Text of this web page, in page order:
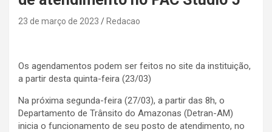
23 de março de 2023 Redacao
Os agendamentos podem ser feitos no site da instituição,
a partir desta quinta-feira (23/03)
Na próxima segunda-feira (27/03), a partir das 8h, o
Departamento de Trânsito do Amazonas (Detran-AM)
inicia o funcionamento de seu posto de atendimento, no